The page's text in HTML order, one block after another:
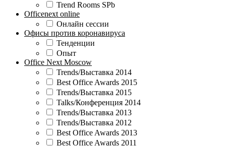
Trend Rooms SPb
Officenext online
Онлайн сессии
Офисы против коронавируса
Тенденции
Опыт
Office Next Moscow
Trends/Выставка 2014
Best Office Awards 2015
Trends/Выставка 2015
Talks/Конференция 2014
Trends/Выставка 2013
Trends/Выставка 2012
Best Office Awards 2013
Best Office Awards 2011